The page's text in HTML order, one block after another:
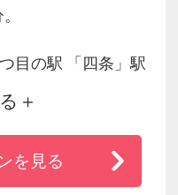
目の駅 「四条」駅
で歩いて5分と大変
アーレスジェット
を見る